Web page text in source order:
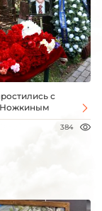
с
384